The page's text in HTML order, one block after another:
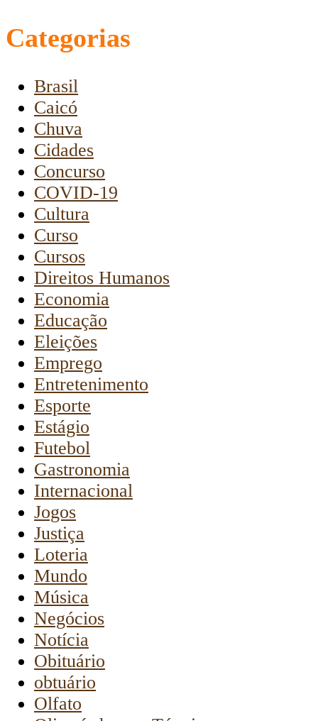
Categorias
Brasil
Caicó
Chuva
Cidades
Concurso
COVID-19
Cultura
Curso
Cursos
Direitos Humanos
Economia
Educação
Eleições
Emprego
Entretenimento
Esporte
Estágio
Futebol
Gastronomia
Internacional
Jogos
Justiça
Loteria
Mundo
Música
Negócios
Notícia
Obituário
obtuário
Olfato